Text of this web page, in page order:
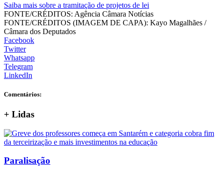
Saiba mais sobre a tramitação de projetos de lei
FONTE/CRÉDITOS: Agência Câmara Notícias
FONTE/CRÉDITOS (IMAGEM DE CAPA): Kayo Magalhães /
Câmara dos Deputados
Facebook
Twitter
Whatsapp
Telegram
LinkedIn
Comentários:
+ Lidas
Paralisação